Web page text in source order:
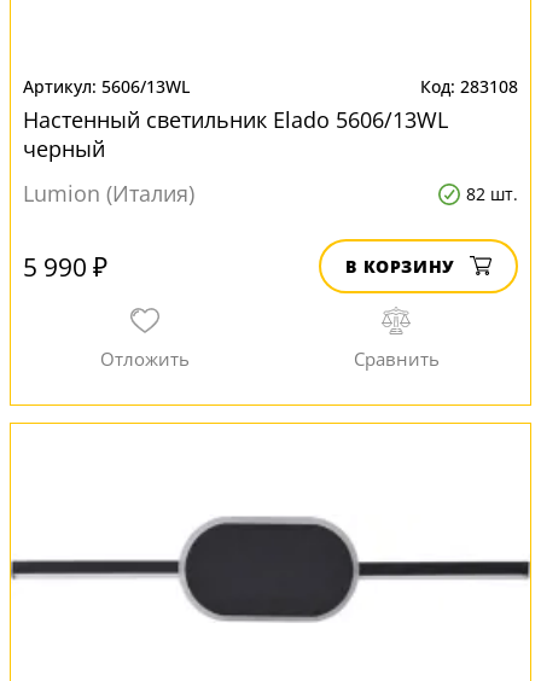
5606/13WL 283108
Настенный светильник Elado 5606/13WL
черный
Lumion (Италия)
82 шт.
5 990 ₽ В КОРЗИНУ